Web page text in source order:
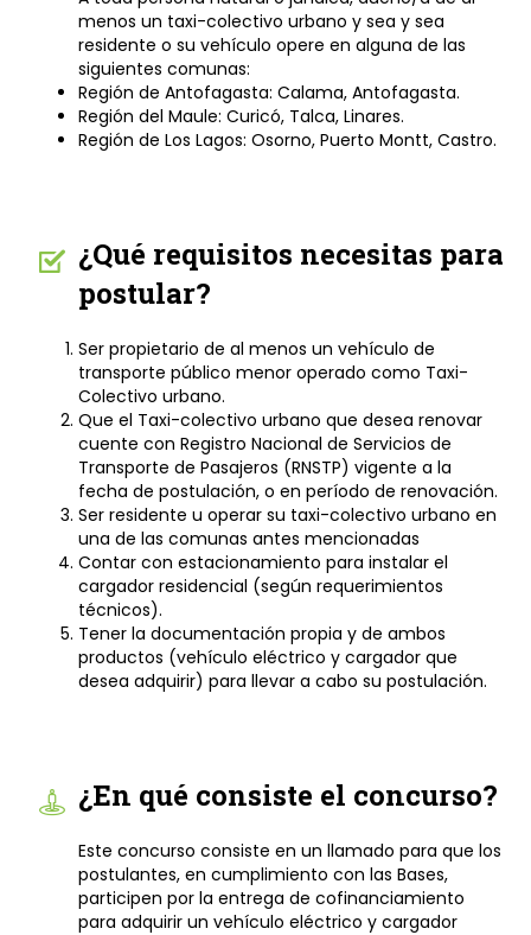
menos un taxi-colectivo urbano y seay sea
residente o su vehículo opere en alguna de las
siguientes comunas:
Región de Antofagasta: Calama, Antofagasta.
Región del Maule: Curicó, Talca, Linares.
Región de Los Lagos: Osorno, Puerto Montt, Castro.
¿Qué requisitos necesitas para
postular?
Ser propietario de al menos un vehículo de
transporte público menor operado como Taxi-
Colectivo urbano.
Que el Taxi-colectivo urbano que desea renovar
cuente con Registro Nacional de Servicios de
Transporte de Pasajeros (RNSTP) vigente a la
fecha de postulación, o en período de renovación.
Ser residente u operar su taxi-colectivo urbano en
una de las comunas antes mencionadas
Contar con estacionamiento para instalar el
cargador residencial (según requerimientos
técnicos).
Tener la documentación propia y de ambos
productos (vehículo eléctrico y cargador que
desea adquirir) para llevar a cabo su postulación.
¿En qué consiste el concurso?
Este concurso consiste en un llamado para que los
postulantes, en cumplimiento con las Bases,
participen por la entrega de cofinanciamiento
para adquirir un vehículo eléctrico y cargador